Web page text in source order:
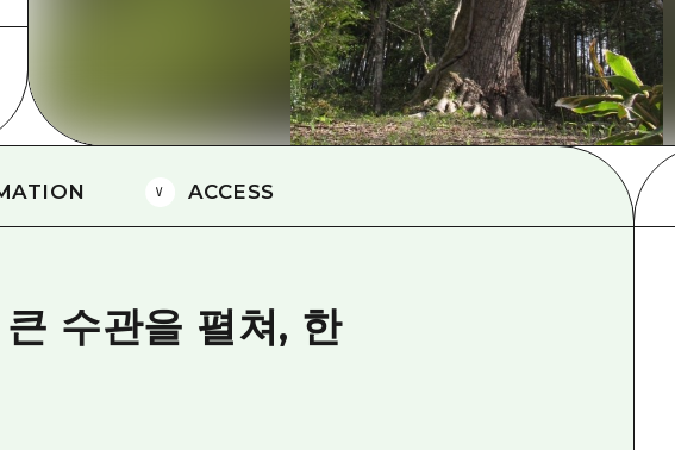
에히메(愛媛)현
시마네(島根)현
ACCESS
수관을 펼쳐, 한